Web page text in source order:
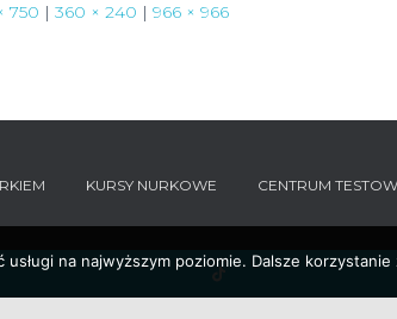
750 | 360 × 240 | 966 × 966
KURSY NURKOWE CENTRUM
na najwyższym poziomie. Dalsze